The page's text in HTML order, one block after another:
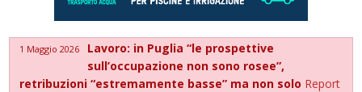
1 Maggio 2026
Lavoro: in Puglia “le prospettive
sull’occupazione non sono rosee”,
retribuzioni “estremamente basse” ma non solo Report